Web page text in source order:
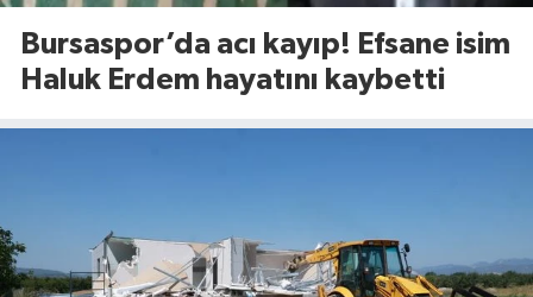
Bursaspor’da acı kayıp! Efsane isim
Haluk Erdem hayatını kaybetti